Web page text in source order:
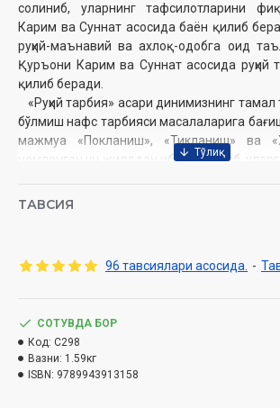
солиниб, уларнинг тафсилотларини
Карим ва Суннат асосида баён қилиб
руҳий-маънавий ва ахлоқ-одобга оид
Қуръони Карим ва Суннат асосида руҳий
қилиб беради.
«Руҳий тарбия» асари динимизнинг
бўлмиш нафс тарбияси масалаларига
мажмуа «Покланиш», «Тикланиш» ва
номланган уч жилддан иборат бўлиб,
масалалар киритилган, нафс ва
Нашриёт:«Hilol-Nashr» нашриёт-матбааси
Сана: 2026 йил (2014, 2016, 2018, 2019,
2023, 2024, 2025)
Ҳажми:1-жуз - 480 бет, 2-жуз - 496 бет, 3-
ТАВСИЯ
96 тавсиялари асосида. -
СОТУВДА БОР
Код: C298
Вазни: 1.59кг
ISBN: 9789943913158